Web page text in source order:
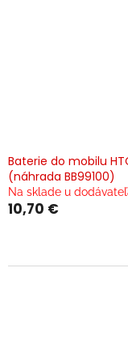
Baterie do mobilu
(náhrada BB99100)
Na sklade u
10,70 €